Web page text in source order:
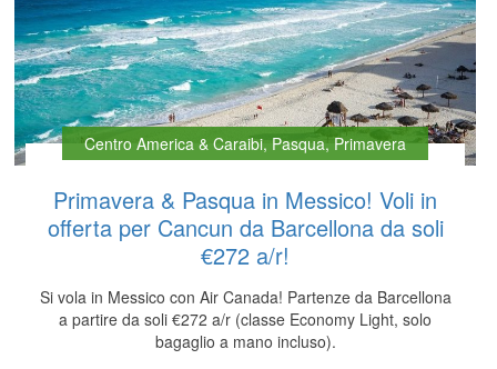
Centro America & Caraibi, Pasqua,Primavera
Primavera & Pasqua in Messico! Voli in
offerta per Cancun da Barcellona da soli
€272 a/r!
Si vola in Messico con Air Canada! Partenze da Barcellona
a partire da soli €272 a/r (classe Economy Light, solo
bagaglio a mano incluso).